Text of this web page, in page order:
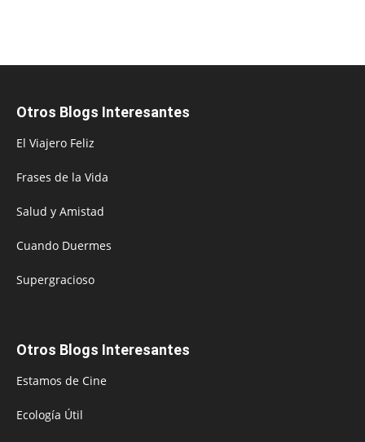
Otros Blogs Interesantes
El Viajero Feliz
Frases de la Vida
Salud y Amistad
Cuando Duermes
Supergracioso
Otros Blogs Interesantes
Estamos de Cine
Ecología Útil